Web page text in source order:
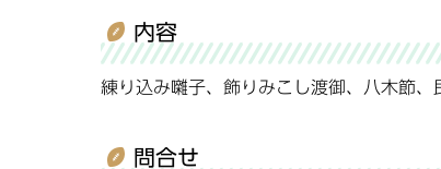
内容
練り込み囃子、飾りみこし渡御、八木節
問合せ